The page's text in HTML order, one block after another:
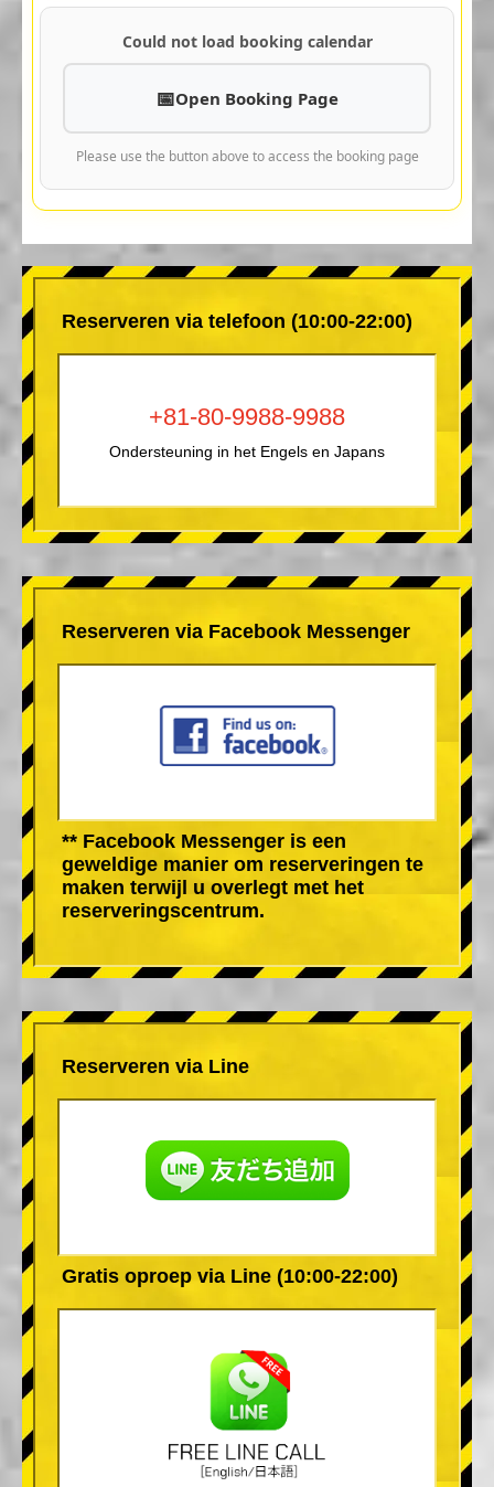
Could not load booking calendar
Open Booking Page
Please use the button above to access the booking page
Reserveren via telefoon (10:00-22:00)
+81-80-9988-9988
Ondersteuning in het Engels en Japans
Reserveren via Facebook Messenger
** Facebook Messenger is een
geweldige manier om reserveringen te
maken terwijl u overlegt met het
reserveringscentrum.
Reserveren via Line
Gratis oproep via Line (10:00-22:00)